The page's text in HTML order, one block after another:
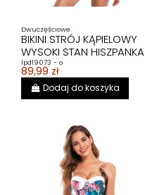
Dwuczęściowe
BIKINI STRÓJ KĄPIELOWY
WYSOKI STAN HISZPANKA
lpd19073 - o
89,99 zł
Dodaj do koszyka